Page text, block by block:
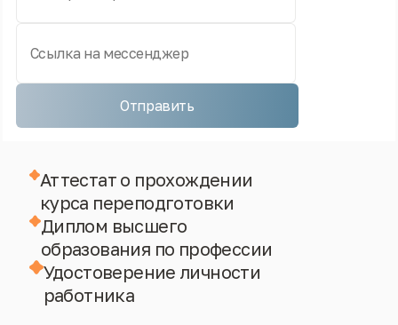
Отправить
Аттестат о прохождении
курса переподготовки
Диплом высшего
образования по профессии
Удостоверение личности
работника